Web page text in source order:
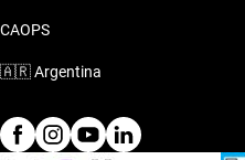
CAOPS
🇦🇷Argentina